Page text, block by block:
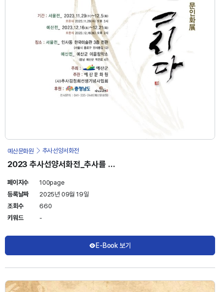
예산문화원 추사선양서화전
2023 추사선양서화전_추사를 그
페이지수
100page
등록날짜
2025년 09월 19일
조회수
660
키워드
-
E-Book 보기